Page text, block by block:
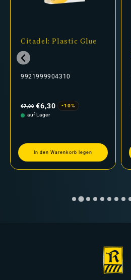
Citadel: Plastic Glue
9921999904310
Preis
€7,00 €6,30
-10%
auf Lager
In den Warenkorb legen